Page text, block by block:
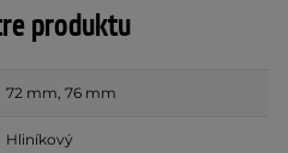
produktu
72 mm, 76 mm
Hliníkový